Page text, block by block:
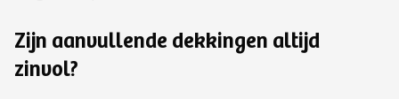
Zijn aanvullende dekkingen altijd
zinvol?